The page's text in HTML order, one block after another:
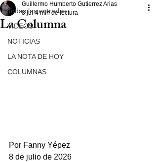
Todas las entradas
VIDEOS
NOTICIAS
LA NOTA DE HOY
COLUMNAS
La Columna
Guillermo Humberto Gutierrez Arias
8 jul 4 min de lectura
Por Fanny Yépez
8 de julio de 2026